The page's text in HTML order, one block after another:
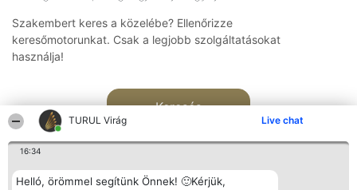
TURUL Virág Live chat
16:34
Helló, örömmel segítünk Önnek! 🙂Kérjük,
Szakembert keres a közelébe? Ellenőrizze
keresőmotorunkat. Csak a legjobb szolgáltatásokat
használja!
Keresés